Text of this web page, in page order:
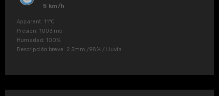
5 km/h
Apparent: 11°C
Presión: 1003 mb
Humedad: 100%
Descripción breve: 2.5mm /98% / Lluvia